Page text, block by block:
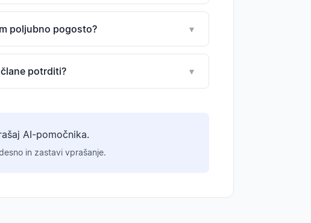
poljubno pogosto? ▾
potrditi? ▾
AI-pomočnika.
in zastavi vprašanje.